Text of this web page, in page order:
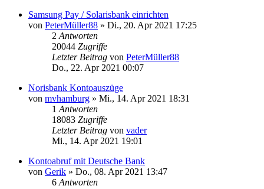
Samsung Pay / Solarisbank einrichten
von PeterMüller88 » Di., 20. Apr 2021 17:25
2 Antworten
20044 Zugriffe
Letzter Beitrag von PeterMüller88
Do., 22. Apr 2021 00:07
Norisbank Kontoauszüge
von mvhamburg » Mi., 14. Apr 2021 18:31
1 Antworten
18083 Zugriffe
Letzter Beitrag von vader
Mi., 14. Apr 2021 19:01
Kontoabruf mit Deutsche Bank
von Gerik » Do., 08. Apr 2021 13:47
6 Antworten